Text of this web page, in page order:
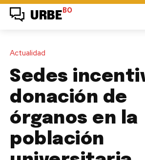
URBE BO
Actualidad
Sedes
donación de
órganos en la
población